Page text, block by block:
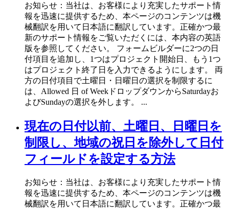
お知らせ：当社は、お客様により充実したサポート情
報を迅速に提供するため、本ページのコンテンツは機
械翻訳を用いて日本語に翻訳しています。正確かつ最
新のサポート情報をご覧いただくには、本内容の英語
版を参照してください。 フォームビルダーに2つの日
付項目を追加し、1つはプロジェクト開始日、もう1つ
はプロジェクト終了日を入力できるようにします。 両
方の日付項目で土曜日・日曜日の選択を制限するに
は、Allowed 日 of WeekドロップダウンからSaturdayお
よびSundayの選択を外します。 ...
現在の日付以前、土曜日、日曜日を
制限し、地域の祝日を除外して日付
フィールドを設定する方法
お知らせ：当社は、お客様により充実したサポート情
報を迅速に提供するため、本ページのコンテンツは機
械翻訳を用いて日本語に翻訳しています。正確かつ最